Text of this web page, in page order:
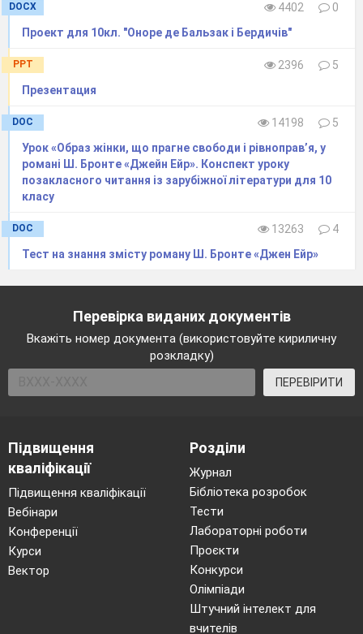
DOCX 4402
0
Проект для 10кл. "Оноре де Бальзак і Бердичів"
PPT 2396
5
Презентация
DOC 14198
5
Урок «Образ жінки, що прагне свободи і рівноправ’я, у
романі Ш. Бронте «Джейн Ейр». Конспект уроку
позакласного читання із зарубіжної літератури для 10
класу
DOC 13263
4
Тест на знання змісту роману Ш. Бронте «Джен Ейр»
Перевірка виданих документів
Вкажіть номер документа (використовуйте кириличну
розкладку)
ПЕРЕВІРИТИ
Підвищення
кваліфікації
Підвищення кваліфікації
Вебінари
Конференції
Курси
Вектор
Розділи
Журнал
Бібліотека розробок
Тести
Лабораторні роботи
Проєкти
Конкурси
Олімпіади
Штучний інтелект для
вчителів